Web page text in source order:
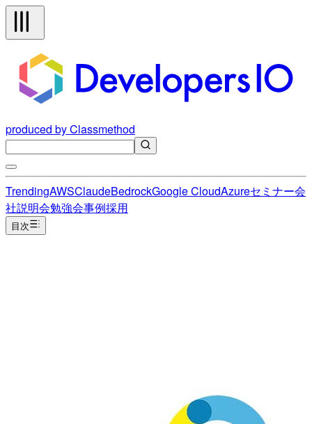
produced by Classmethod
TrendingAWSClaudeBedrockGoogle CloudAzureセミナー会
社説明会勉強会事例採用
目次